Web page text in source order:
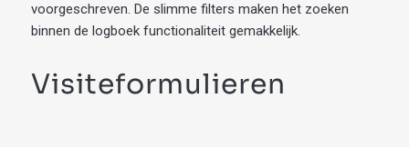
voorgeschreven. De slimme filters maken het zoeken
binnen de logboek functionaliteit gemakkelijk.
Visiteformulieren